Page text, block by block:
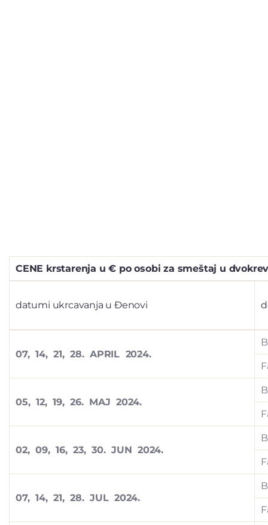
CENE krstarenja u € po osobi za smeštaj u
datumi ukrcavanja u Đenovi
07, 14, 21, 28. APRIL 2024.
05, 12, 19, 26. MAJ 2024.
02, 09, 16, 23, 30. JUN 2024.
07, 14, 21, 28. JUL 2024.